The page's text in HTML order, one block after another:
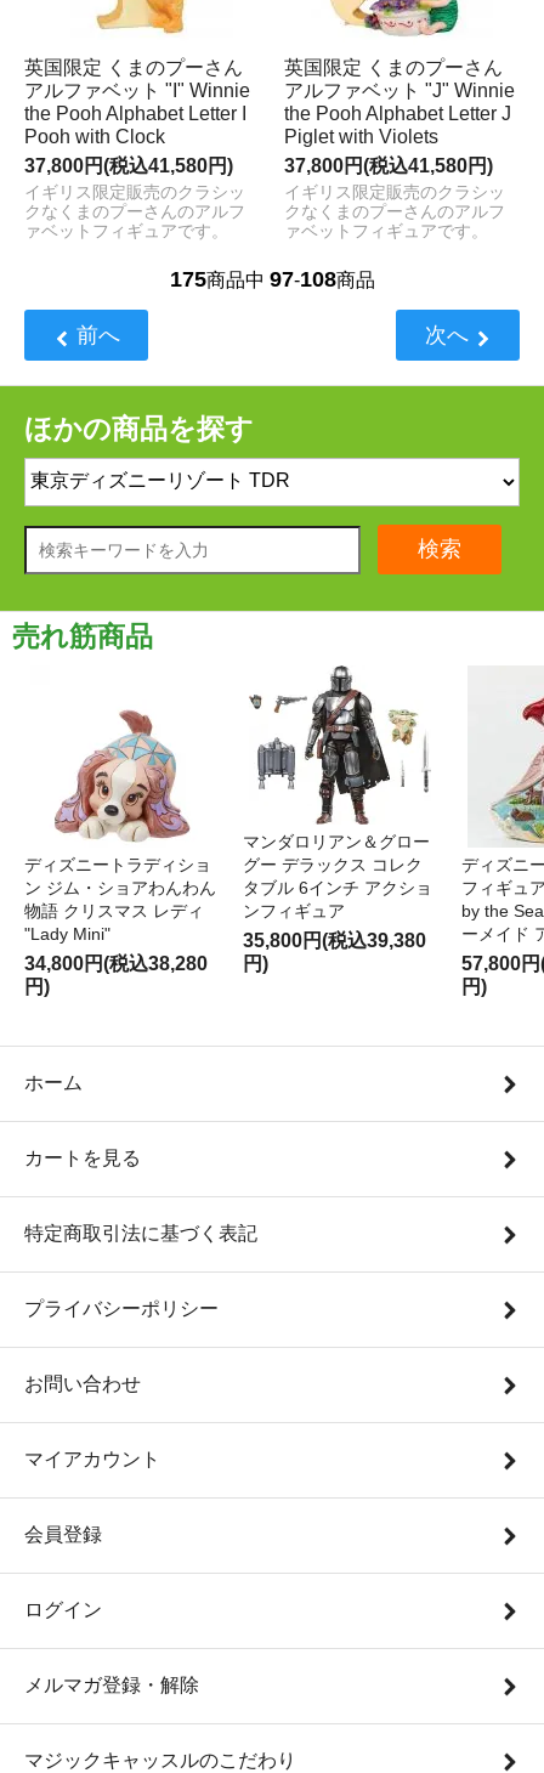
英国限定 くまのプーさん
アルファベット "I" Winnie
the Pooh Alphabet Letter I
Pooh with Clock
37,800円(税込41,580円)
イギリス限定販売のクラシッ
クなくまのプーさんのアルフ
ァベットフィギュアです。
英国限定 くまのプーさん
アルファベット "J" Winnie
the Pooh Alphabet Letter J
Piglet with Violets
37,800円(税込41,580円)
イギリス限定販売のクラシッ
クなくまのプーさんのアルフ
ァベットフィギュアです。
175商品中 97-108商品
前へ 次へ
ほかの商品を探す
検索
売れ筋商品
ディズニートラディショ
ン ジム・ショアわんわん
物語 クリスマス レディ
"Lady Mini"
34,800円(税込38,280
円)
マンダロリアン＆グロー
グー デラックス コレク
タブル 6インチ アクショ
ンフィギュア
35,800円(税込39,380
円)
ディズニ
フィギュ
by the
ーメイド
57,800
円)
ホーム
カートを見る
特定商取引法に基づく表記
プライバシーポリシー
お問い合わせ
マイアカウント
会員登録
ログイン
メルマガ登録・解除
マジックキャッスルのこだわり